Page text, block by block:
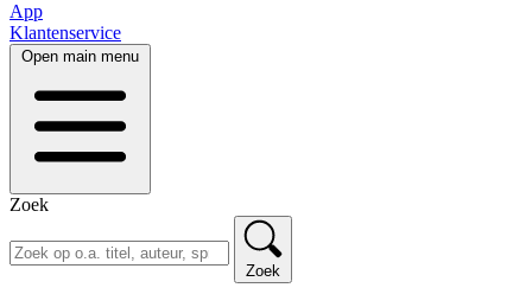
App
Klantenservice
Open main menu
Zoek
Zoek